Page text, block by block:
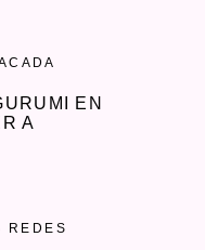
EN
A
REDES